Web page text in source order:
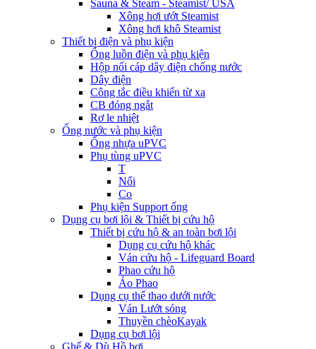
Sauna & Steam - Steamist/ USA
Xông hơi ướt Steamist
Xông hơi khô Steamist
Thiết bị điện và phụ kiện
Ống luồn điện và phụ kiện
Hộp nối cáp dây điện chống nước
Dây điện
Công tắc điều khiển từ xa
CB đóng ngắt
Rơ le nhiệt
Ống nước và phụ kiện
Ống nhựa uPVC
Phụ tùng uPVC
T
Nối
Co
Phụ kiện Support ống
Dụng cụ bơi lội & Thiết bị cứu hộ
Thiết bị cứu hộ & an toàn bơi lội
Dụng cụ cứu hộ khác
Ván cứu hộ - Lifeguard Board
Phao cứu hộ
Áo Phao
Dụng cụ thể thao dưới nước
Ván Lướt sóng
Thuyền chèoKayak
Dụng cụ bơi lội
Ghế & Dù Hồ bơi